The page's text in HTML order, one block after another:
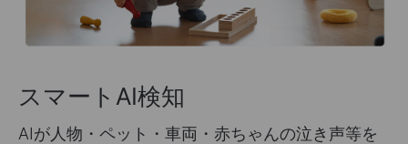
スマートAI検知
AIが人物・ペット・車両・赤ちゃんの泣き声等を